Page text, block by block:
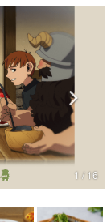
力を画面や操作の
で骨太な評論連載
ムにまつわる言葉
文化史研究家・タ
1 / 16